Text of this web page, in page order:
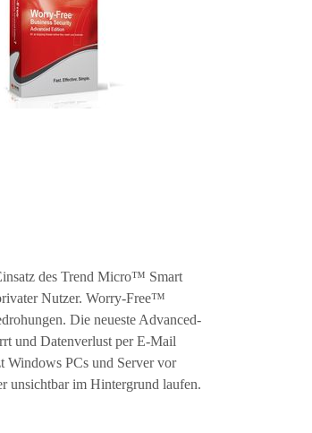
des Trend Micro™ Smart
Nutzer. Worry-Free™
Die neueste Advanced-
und Datenverlust per E-Mail
Windows PCs und Server vor
unsichtbar im Hintergrund laufen.